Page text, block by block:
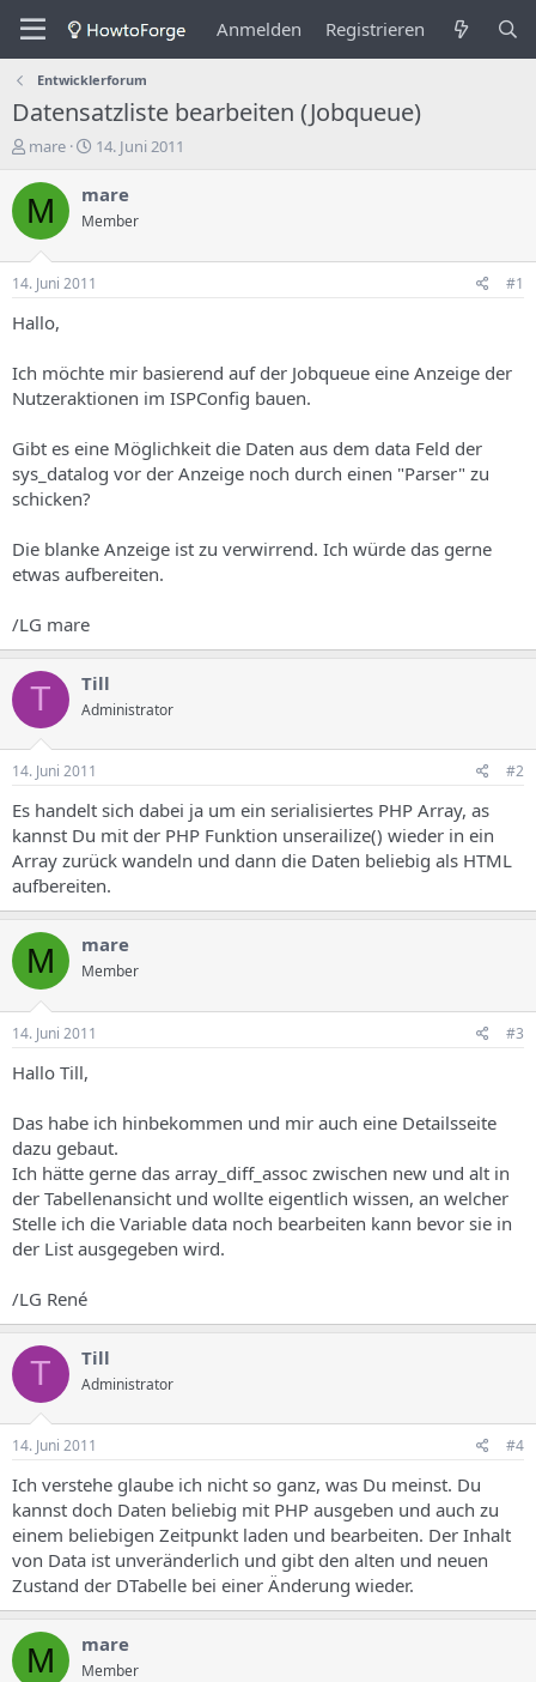
Anmelden Registrieren
Entwicklerforum
Datensatzliste bearbeiten (Jobqueue)
E
s
t
e
e
r
s
T
e
m
a
s
mare
E
s
e
d
a
u
m
14. Juni 2011
M mare
Member
14. Juni 2011 #1
Hallo,
Ich möchte mir basierend auf der Jobqueue eine Anzeige der
Nutzeraktionen im ISPConfig bauen.
Gibt es eine Möglichkeit die Daten aus dem data Feld der
sys_datalog vor der Anzeige noch durch einen "Parser" zu
schicken?
Die blanke Anzeige ist zu verwirrend. Ich würde das gerne
etwas aufbereiten.
/LG mare
T Till
Administrator
14. Juni 2011 #2
Es handelt sich dabei ja um ein serialisiertes PHP Array, as
kannst Du mit der PHP Funktion unserailize() wieder in ein
Array zurück wandeln und dann die Daten beliebig als HTML
aufbereiten.
M mare
Member
14. Juni 2011 #3
Hallo Till,
Das habe ich hinbekommen und mir auch eine Detailsseite
dazu gebaut.
Ich hätte gerne das array_diff_assoc zwischen new und alt in
der Tabellenansicht und wollte eigentlich wissen, an welcher
Stelle ich die Variable data noch bearbeiten kann bevor sie in
der List ausgegeben wird.
/LG René
T Till
Administrator
14. Juni 2011 #4
Ich verstehe glaube ich nicht so ganz, was Du meinst. Du
kannst doch Daten beliebig mit PHP ausgeben und auch zu
einem beliebigen Zeitpunkt laden und bearbeiten. Der Inhalt
von Data ist unveränderlich und gibt den alten und neuen
Zustand der DTabelle bei einer Änderung wieder.
M mare
Member